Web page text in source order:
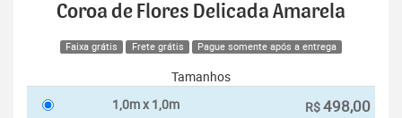
Coroa de Flores Delicada Amarela
Faixa grátis Frete grátis Pague somente após a entrega
Tamanhos
1,0m x 1,0m
R$498,00